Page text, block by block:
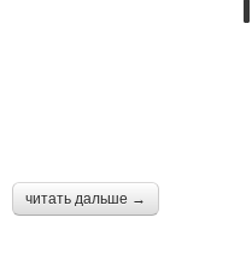
читать дальше →